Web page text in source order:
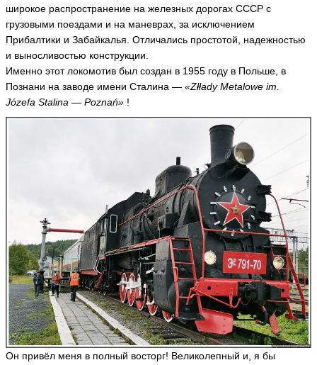
широкое распространение на железных дорогах СССР с
грузовыми поездами и на маневрах, за исключением
Прибалтики и Забайкалья. Отличались простотой, надежностью
и выносливостью конструкции.
Именно этот локомотив был создан в 1955 году в Польше, в
Познани на заводе имени Сталина — «Złłady Metalowe im.
Józefa Stalina — Poznań» !
Он привёл меня в полный восторг! Великолепный и, я бы